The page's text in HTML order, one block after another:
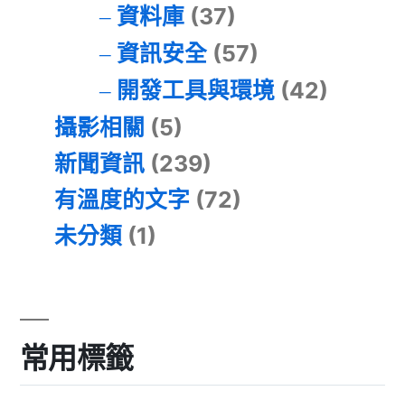
資料庫(37)
資訊安全(57)
開發工具與環境(42)
攝影相關 (5)
新聞資訊 (239)
有溫度的文字 (72)
未分類 (1)
常用標籤